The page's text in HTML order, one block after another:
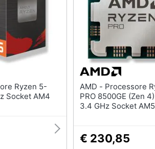
5600XT 3.7 Ghz Socket AM4
AMD - Processore Ryzen 5
PRO 8500GE (Zen
3.4 GHz Socket
€ 230,85